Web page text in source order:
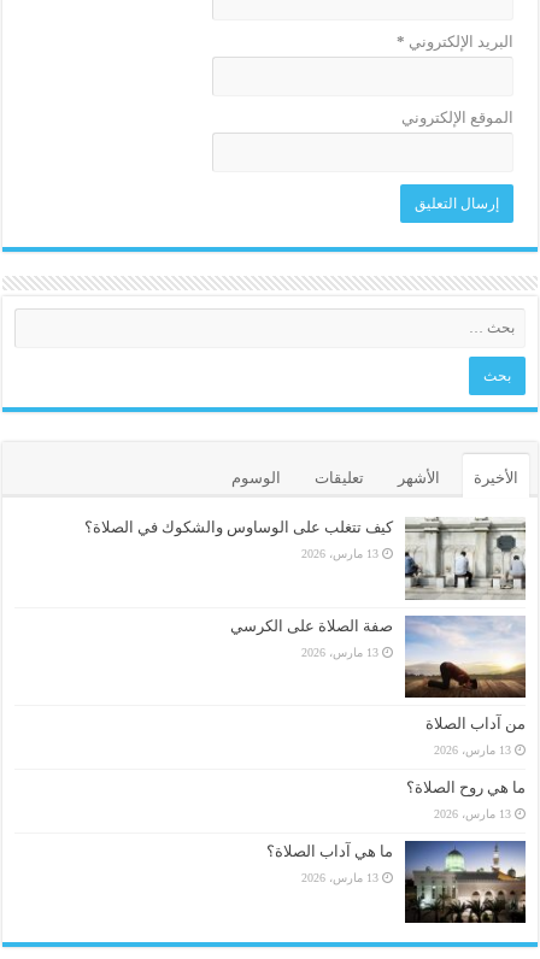
البريد الإلكتروني *
الموقع الإلكتروني
الأخيرة الأشهر تعليقات الوسوم
كيف تتغلب على الوساوس والشكوك في الصلاة؟
13 مارس، 2026
صفة الصلاة على الكرسي
13 مارس، 2026
من آداب الصلاة
13 مارس، 2026
ما هي روح الصلاة؟
13 مارس، 2026
ما هي آداب الصلاة؟
13 مارس، 2026